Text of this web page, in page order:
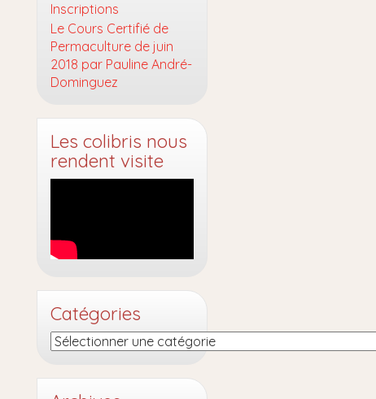
Inscriptions
Le Cours Certifié de
Permaculture de juin
2018 par Pauline André-
Dominguez
Les colibris nous
rendent visite
Catégories
Catégories